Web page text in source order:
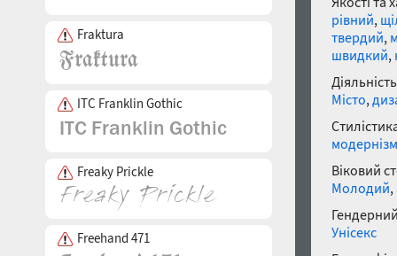
Fraktura
ITC Franklin Gothic
Freaky Prickle
Freehand 471
рівний,
твердий,
швидкий,
Місто,
модернізм
Віковий
Молодий,
Унісекс